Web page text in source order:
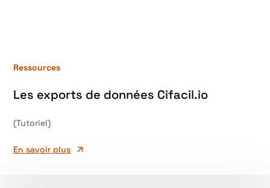
Ressources
Les exports de données Cifacil.io
(Tutoriel)
En savoir plus